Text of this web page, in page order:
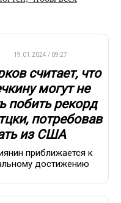
19.01.2024 / 09:27
считает, что
могут не
побить рекорд
потребовав
из США
приближается к
достижению